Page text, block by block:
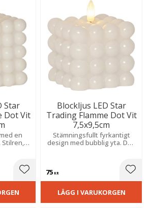
Star
Dot Vit
en
Lägg till i favoriter
Blockljus LED Star
Trading Flamme Dot Vit
7,5x9,5cm
Stämningsfullt fyrkantigt
design med bubblig yta. Den
75 KR
LÄGG I VARUKORGEN